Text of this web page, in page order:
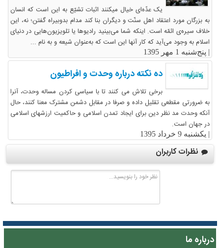
یک عدّه‌ای خیال میکنند اثبات تشیّع به این است که انسان
به بزرگان مورد اعتقاد اهل سنّت و دیگران بنا کند مدام بدوبیراه گفتن؛ نه، این
خلاف سیره‌ی ائمّه است. اینکه شما می‌بینید رادیوها یا تلویزیون‌هایی در دنیای
اسلام به وجود می‌آید که کار آنها این است که به‌عنوان شیعه و به نام ...
| پنج‌شنبه 1 مهر 1395
ده نکته درباره وحدت و افراطیون
برخی تلاش می کنند تا با سیاسی کردن مساله وحدت، آنرا
به ضرورتی مقطعی تقلیل داده و صرفا در مقابل دشمن مشترک معنا کنند، حال
آنکه وحدت مد نظر دین برای ایجاد تمدن اسلامی و حاکمیت ارزشهای اسلامی
در جهان است.
| یکشنبه 9 خرداد 1395
نظرات کاربران
درباره ما